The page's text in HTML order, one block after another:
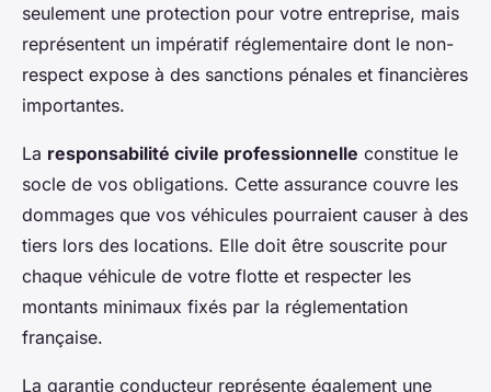
seulement une protection pour votre entreprise, mais
représentent un impératif réglementaire dont le non-
respect expose à des sanctions pénales et financières
importantes.
La responsabilité civile professionnelle constitue le
socle de vos obligations. Cette assurance couvre les
dommages que vos véhicules pourraient causer à des
tiers lors des locations. Elle doit être souscrite pour
chaque véhicule de votre flotte et respecter les
montants minimaux fixés par la réglementation
française.
La garantie conducteur représente également une